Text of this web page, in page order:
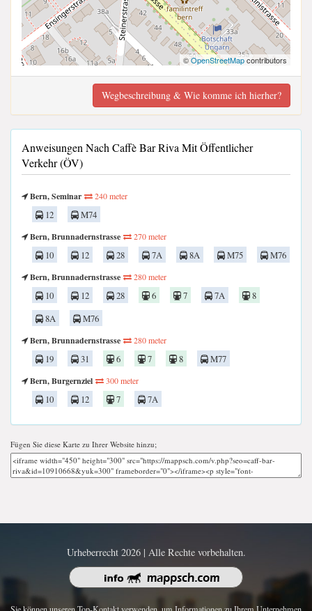
©OpenStreetMapcontributors
Wegbeschreibung & Wie komme ich hierher?
Anweisungen Nach Caffè Bar Riva Mit Öffentlicher
Verkehr (ÖV)
Bern, Seminar 240 meter
12
M74
Bern, Brunnadernstrasse
270 meter
10 12 28 7A 8A M75
M76
Bern, Brunnadernstrasse
280 meter
10 12 28 6 7 7A
8
8A
M76
Bern, Brunnadernstrasse
280 meter
19 31 6 7 8
M77
Bern, Burgernziel
300 meter
10 12 7 7A
Fügen Sie diese Karte zu Ihrer Website hinzu;
Urheberrecht 2026 | Alle Rechte vorbehalten.